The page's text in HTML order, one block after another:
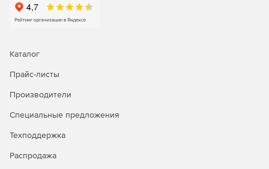
управление активами +управление проектами.
Управление проблемами.
Управление изменениями.
Управление ИТ-проектами.
Каталог
Прайс-листы
Производители
Специальные предложения
Техподдержка
Распродажа